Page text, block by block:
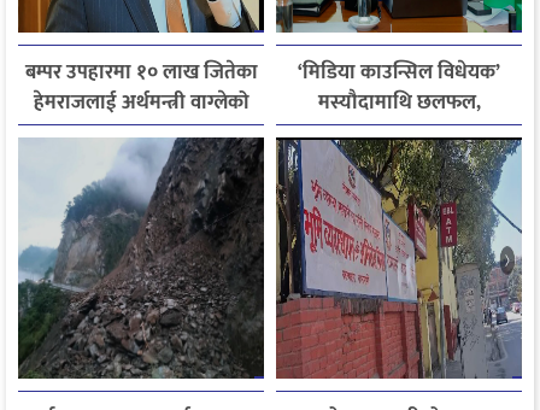
बम्पर उपहारमा १० लाख जितेका
हेमराजलाई अर्थमन्त्री वाग्लेको
फोन, रुपन्देहीकी सपनाले
जितिन् एक लाख
‘मिडिया काउन्सिल विधेयक’
मस्यौदामाथि छलफल,
एआईदेखि पत्रकारको
लाइसेन्ससम्मका विषयमा
सुझाव